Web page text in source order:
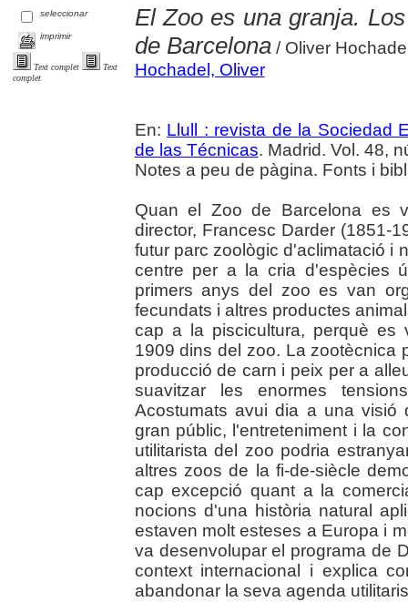
seleccionar
imprimir
Text complet
Text
complet
El Zoo es una granja.
de Barcelona/ Oliver
Hochadel, Oliver
En: Llull : revista de la Sociedad
de las Técnicas. Madrid. Vol. 48,
Notes a peu de pàgina. Fonts i
Quan el Zoo de Barcelona es
director, Francesc Darder (1851-
futur parc zoològic d'aclimatació i
centre per a la cria d'espècies
primers anys del zoo es van
fecundats i altres productes
cap a la piscicultura, perquè es
1909 dins del zoo. La zootècnica
producció de carn i peix per a
suavitzar les enormes
Acostumats avui dia a una
gran públic, l'entreteniment i la
utilitarista del zoo podria
altres zoos de la fi-de-siècle
cap excepció quant a la
nocions d'una història natural
estaven molt esteses a Europa i
va desenvolupar el programa de
context internacional i explica
abandonar la seva agenda